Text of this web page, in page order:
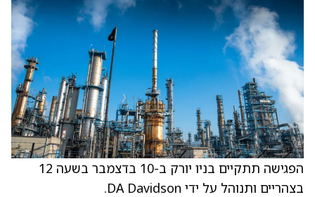
הפגישה תתקיים בניו יורק ב-10 בדצמבר בשעה 12
בצהריים ותנוהל על ידי DA Davidson.